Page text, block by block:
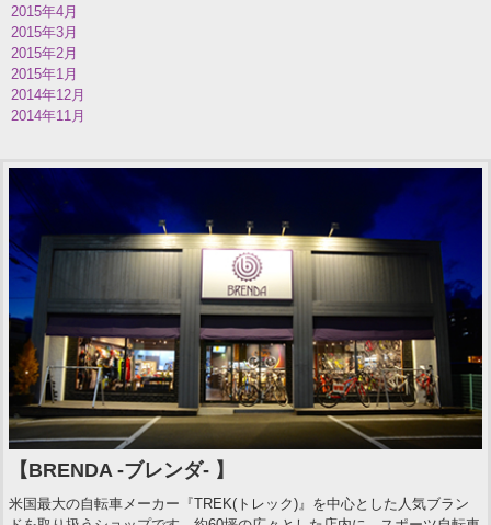
2015年4月
2015年3月
2015年2月
2015年1月
2014年12月
2014年11月
【BRENDA -ブレンダ- 】
米国最大の自転車メーカー『TREK(トレック)』を中心とした人気ブラン